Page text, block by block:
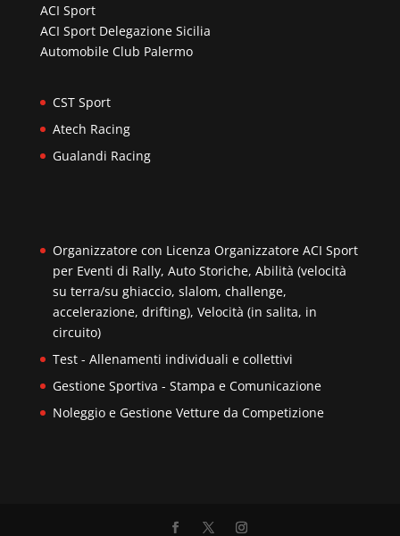
ACI Sport
ACI Sport Delegazione Sicilia
Automobile Club Palermo
CST Sport
Atech Racing
Gualandi Racing
Organizzatore con Licenza Organizzatore ACI Sport
per Eventi di Rally, Auto Storiche, Abilità (velocità
su terra/su ghiaccio, slalom, challenge,
accelerazione, drifting), Velocità (in salita, in
circuito)
Test - Allenamenti individuali e collettivi
Gestione Sportiva - Stampa e Comunicazione
Noleggio e Gestione Vetture da Competizione